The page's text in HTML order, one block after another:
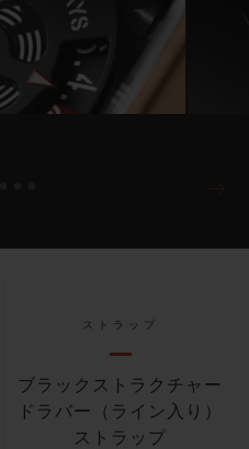
ストラップ
ブラックストラクチャー
ドラバー（ライン入り）
ストラップ